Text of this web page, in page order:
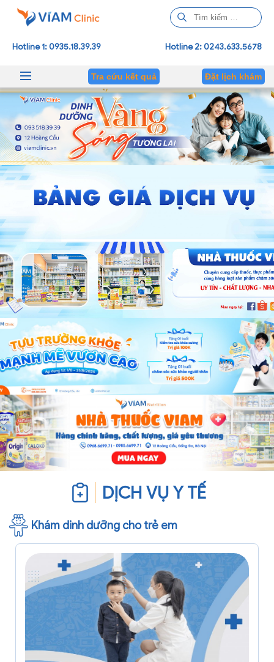
ì
m
m
o
:
Hotline 1: 0935.18.39.39 Hotline 2: 0243.633.5678
Tra cứu kết quả Đặt lịch khám
DỊCH VỤ Y TẾ
Khám dinh dưỡng cho trẻ em